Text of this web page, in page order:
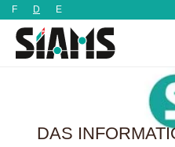
F D E
DAS
Cookie-Einstellungen